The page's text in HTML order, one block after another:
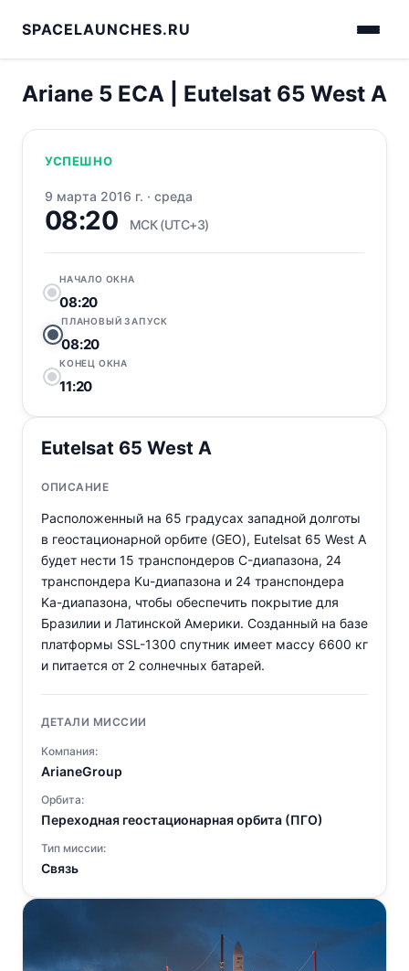
SPACELAUNCHES.RU
Ariane 5 ECA | Eutelsat 65 West A
УСПЕШНО
9 марта 2016 г. · среда
08:20 МСК (UTC+3)
НАЧАЛО ОКНА
08:20
ПЛАНОВЫЙ ЗАПУСК
08:20
КОНЕЦ ОКНА
11:20
Eutelsat 65 West A
ОПИСАНИЕ
Расположенный на 65 градусах западной долготы
в геостационарной орбите (GEO), Eutelsat 65 West A
будет нести 15 транспондеров C-диапазона, 24
транспондера Ku-диапазона и 24 транспондера
Ka-диапазона, чтобы обеспечить покрытие для
Бразилии и Латинской Америки. Созданный на базе
платформы SSL-1300 спутник имеет массу 6600 кг
и питается от 2 солнечных батарей.
ДЕТАЛИ МИССИИ
Компания:
ArianeGroup
Орбита:
Переходная геостационарная орбита (ПГО)
Тип миссии:
Связь